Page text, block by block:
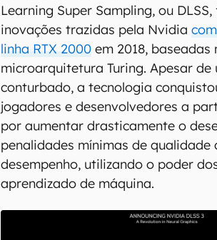
Learning Super Sampling, ou
inovações trazidas pela Nvidia
linha RTX 2000 em 2018, baseadas
microarquitetura Turing. Apesar de
conturbado, a tecnologia
jogadores e desenvolvedores a
por aumentar drasticamente o
penalidades mínimas de qualidade
desempenho, utilizando o poder
aprendizado de máquina.